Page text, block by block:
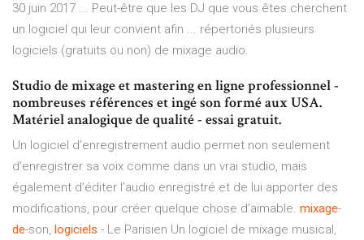
30 juin 2017 ... Peut-être que les DJ que vous êtes cherchent
un logiciel qui leur convient afin ... répertoriés plusieurs
logiciels (gratuits ou non) de mixage audio.
Studio de mixage et mastering en ligne professionnel -
nombreuses références et ingé son formé aux USA.
Matériel analogique de qualité - essai gratuit.
Un logiciel d’enregistrement audio permet non seulement
d’enregistrer sa voix comme dans un vrai studio, mais
également d’éditer l’audio enregistré et de lui apporter des
modifications, pour créer quelque chose d’aimable. mixage-
de-son, logiciels - Le Parisien Un logiciel de mixage musical,